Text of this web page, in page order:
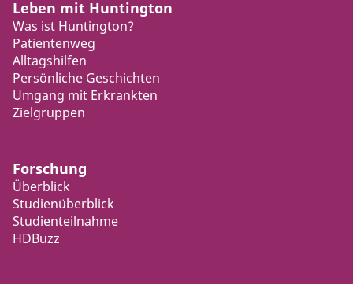
Leben mit Huntington
Was ist Huntington?
Patientenweg
Alltagshilfen
Persönliche Geschichten
Umgang mit Erkrankten
Zielgruppen
Forschung
Überblick
Studienüberblick
Studienteilnahme
HDBuzz